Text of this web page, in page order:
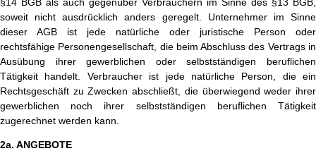
soweit nicht ausdrücklich anders geregelt. Unternehmer im Sinne
dieser AGB ist jede natürliche oder juristische Person oder
rechtsfähige Personengesellschaft, die beim Abschluss des Vertrags in
Ausübung ihrer gewerblichen oder selbstständigen beruflichen
Tätigkeit handelt. Verbraucher ist jede natürliche Person, die ein
Rechtsgeschäft zu Zwecken abschließt, die überwiegend weder ihrer
gewerblichen noch ihrer selbstständigen beruflichen Tätigkeit
zugerechnet werden kann.
2a. ANGEBOTE